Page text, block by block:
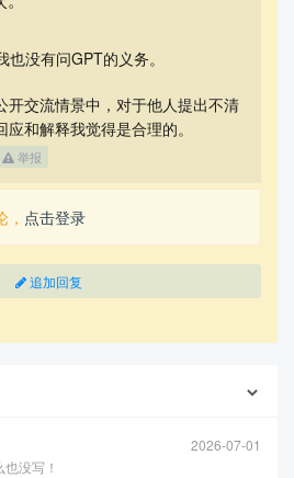
没有问GPT的义务。
开交流情景中，对于他人提出不清
和解释我觉得是合理的。
举报
点击登录
追加回复
2026-07-01
没写！